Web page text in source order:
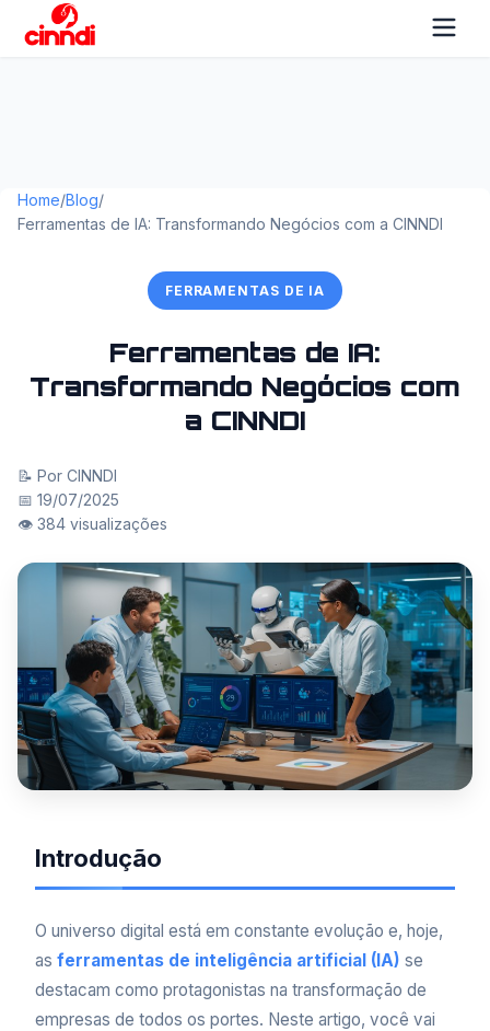
Home/Blog/
Ferramentas de IA: Transformando Negócios com a CINNDI
FERRAMENTAS DE IA
Ferramentas de IA:
Transformando Negócios com
a CINNDI
📝 Por CINNDI
📅 19/07/2025
👁️ 384 visualizações
Introdução
O universo digital está em constante evolução e, hoje,
as ferramentas de inteligência artificial (IA) se
destacam como protagonistas na transformação de
empresas de todos os portes. Neste artigo, você vai